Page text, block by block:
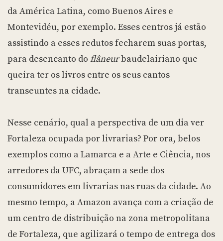
da América Latina, como Buenos Aires e
Montevidéu, por exemplo. Esses centros já estão
assistindo a esses redutos fecharem suas portas,
para desencanto do flâneurbaudelairiano que
queira ter os livros entre os seus cantos
transeuntes na cidade.
Nesse cenário, qual a perspectiva de um dia ver
Fortaleza ocupada por livrarias? Por ora, belos
exemplos como a Lamarca e a Arte e Ciência, nos
arredores da UFC, abraçam a sede dos
consumidores em livrarias nas ruas da cidade. Ao
mesmo tempo, a Amazon avança com a criação de
um centro de distribuição na zona metropolitana
de Fortaleza, que agilizará o tempo de entrega dos